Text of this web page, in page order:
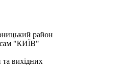
район
"КИЇВ"
та вихідних